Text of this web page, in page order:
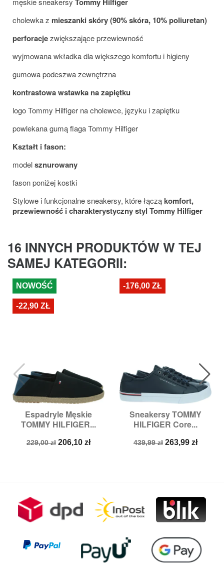
cholewka z mieszanki skóry (90% skóra, 10% poliuretan)
perforacjezwiększające przewiewność
wyjmowana wkładka dla większego komfortu i higieny
gumowa podeszwa zewnętrzna
kontrastowa wstawka na zapiętku
logo Tommy Hilfiger na cholewce, języku i zapiętku
powlekana gumą flaga Tommy Hilfiger
Kształt i fason:
modelsznurowany
fason poniżej kostki
Stylowe i funkcjonalne sneakersy, które łączą komfort,
przewiewność i charakterystyczny styl Tommy Hilfiger
16 INNYCH PRODUKTÓW W TEJ
SAMEJ KATEGORII:
Espadryle Męskie
TOMMY HILFIGER...
Cena
229,00 zł Cena
206,10 zł
NOWOŚĆ
-22,90 ZŁ
Sneakersy TOMMY
HILFIGER Core...
Cena
439,99 zł Cena
263,99 zł
-176,00 ZŁ